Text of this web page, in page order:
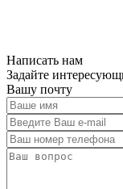
Написать нам
Задайте
Вашу почту